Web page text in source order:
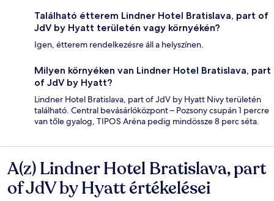
Található étterem Lindner Hotel Bratislava, part of
JdV by Hyatt területén vagy környékén?
Igen, étterem rendelkezésre áll a helyszínen.
Milyen környéken van Lindner Hotel Bratislava, part
of JdV by Hyatt?
Lindner Hotel Bratislava, part of JdV by Hyatt Nivy területén
található. Central bevásárlóközpont – Pozsony csupán 1 percre
van tőle gyalog, TIPOS Aréna pedig mindössze 8 perc séta.
Értékelések
A(z) Lindner Hotel Bratislava, part
of JdV by Hyatt értékelései